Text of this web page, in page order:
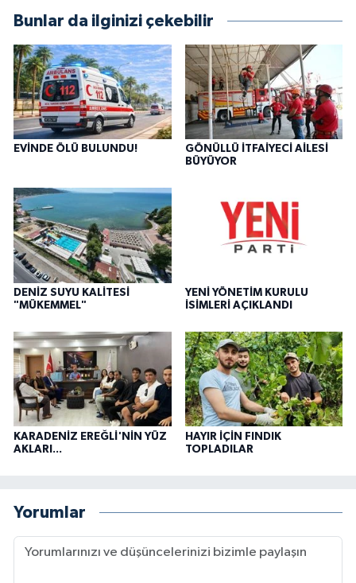
Bunlar da ilginizi çekebilir
EVİNDE ÖLÜ BULUNDU!
GÖNÜLLÜ İTFAİYECİ AİLESİ
BÜYÜYOR
DENİZ SUYU KALİTESİ
"MÜKEMMEL"
YENİ YÖNETİM KURULU
İSİMLERİ AÇIKLANDI
KARADENİZ EREĞLİ'NİN YÜZ
AKLARI...
HAYIR İÇİN FINDIK
TOPLADILAR
Yorumlar